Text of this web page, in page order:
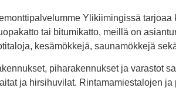
Ylikiimingissä
tai bitumikatto, meillä on
kesämökkejä, saunamökkejä
piharakennukset ja varastot
ja hirsihuvilat. Rintamamiestalojen